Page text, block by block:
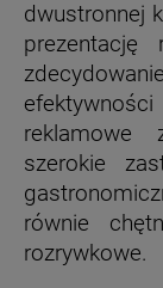
dwustronnej
prezentację
reklamowe
szerokie
równie
rozrywkowe.